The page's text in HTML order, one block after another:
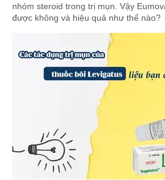
nhóm steroid trong trị mụn. Vậy
được không và hiệu quả như thế nào?